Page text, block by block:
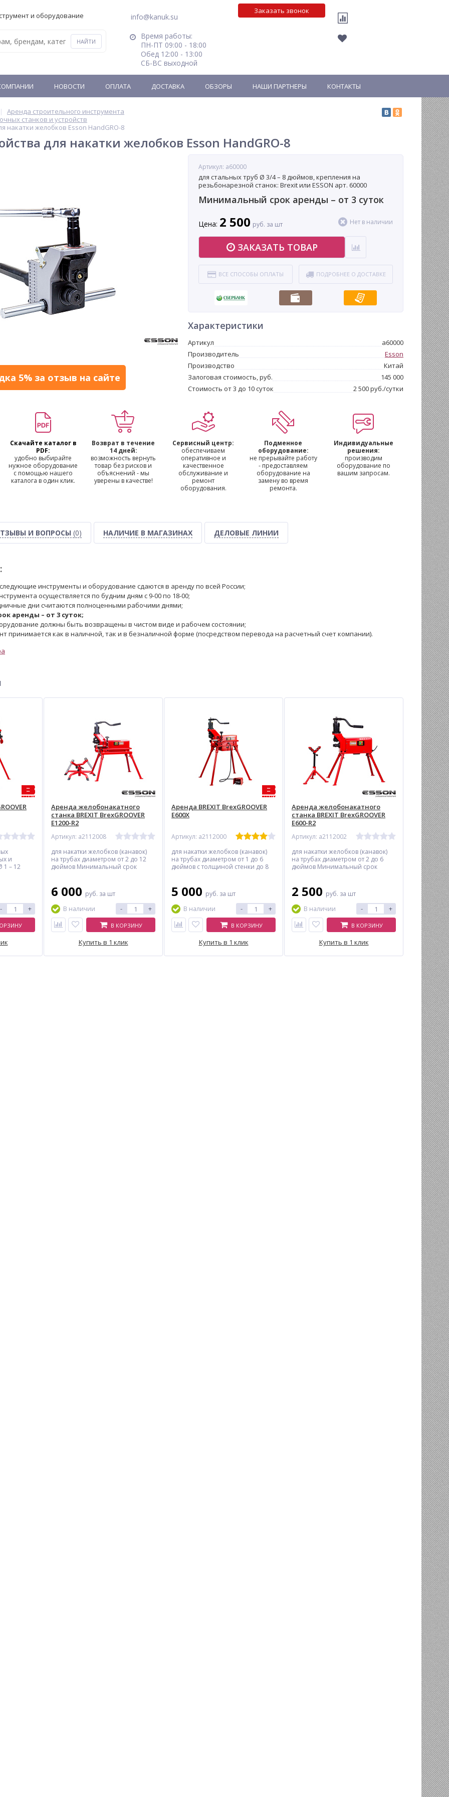
и оборудование
info@kanuk.su
Время работы:
ПН-ПТ 09:00 - 18:00
Обед 12:00 - 13:00
СБ-ВС выходной
Заказать звонок
НОВОСТИ ОПЛАТА ДОСТАВКА ОБЗОРЫ НАШИ ПАРТНЕРЫ КОНТАКТЫ
Аренда строительного инструмента
станков и устройств
накатки желобков Esson HandGRO-8
для накатки желобков Esson HandGRO-8
5% за отзыв на сайте
Артикул: a60000
для стальных труб Ø 3/4 – 8 дюймов, крепления на
резьбонарезной станок: Brexit или ESSON арт. 60000
Минимальный срок аренды – от 3 суток
Цена: 2 500 руб. за шт Нет в наличии
ЗАКАЗАТЬ ТОВАР
ВСЕ СПОСОБЫ ОПЛАТЫ ПОДРОБНЕЕ О ДОСТАВКЕ
Характеристики
Артикул
a60000
Производитель
Esson
Производство
Китай
Залоговая стоимость, руб.
145 000
Стоимость от 3 до 10 суток
2 500 руб./сутки
Скачайте каталог в
PDF:
удобно выбирайте
нужное оборудование
с помощью нашего
каталога в один клик.
Возврат в течение
14 дней:
возможность вернуть
товар без рисков и
объяснений - мы
уверены в качестве!
Сервисный центр:
обеспечиваем
оперативное и
качественное
обслуживание и
ремонт
оборудования.
Подменное
оборудование:
не прерывайте работу
- предоставляем
оборудование на
замену во время
ремонта.
Индивидуальные
решения:
производим
оборудование по
вашим запросам.
И ВОПРОСЫ (0) НАЛИЧИЕ В МАГАЗИНАХ ДЕЛОВЫЕ ЛИНИИ
инструменты и оборудование сдаются в аренду по всей России;
осуществляется по будним дням с 9-00 по 18-00;
дни считаются полноценными рабочими днями;
аренды – от 3 суток;
должны быть возвращены в чистом виде и рабочем состоянии;
принимается как в наличной, так и в безналичной форме (посредством перевода на расчетный счет компании).
и
1 – 12
- +
Аренда желобонакатного
станка BREXIT BrexGROOVER
E1200-R2
Артикул: a2112008
для накатки желобков (канавок)
на трубах диаметром от 2 до 12
дюймов Минимальный срок
6 000 руб. за шт
В наличии
- +
В КОРЗИНУ
Купить в 1 клик
Аренда BREXIT BrexGROOVER
E600X
Артикул: a2112000
для накатки желобков (канавок)
на трубах диаметром от 1 до 6
дюймов с толщиной стенки до 8
5 000 руб. за шт
В наличии
- +
В КОРЗИНУ
Купить в 1 клик
Аренда желобонакатного
станка BREXIT BrexGROOVER
E600-R2
Артикул: a2112002
для накатки желобков (канавок)
на трубах диаметром от 2 до 6
дюймов Минимальный срок
2 500 руб. за шт
В наличии
- +
В КОРЗИНУ
Купить в 1 клик